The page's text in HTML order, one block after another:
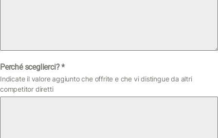
Perché sceglierci?*
Indicate il valore aggiunto che offrite e che vi distingue da altri
competitor diretti